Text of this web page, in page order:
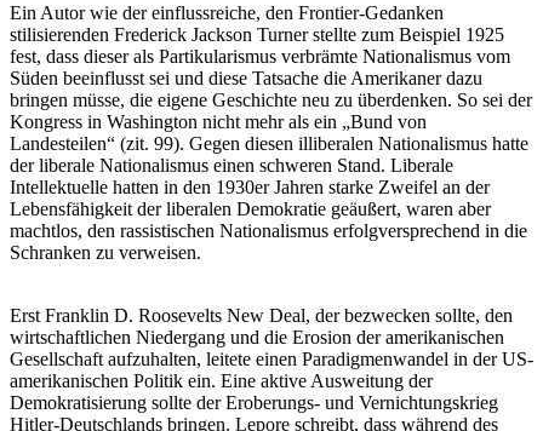
Ein Autor wie der einflussreiche, den Frontier-Gedanken
stilisierenden Frederick Jackson Turner stellte zum Beispiel 1925
fest, dass dieser als Partikularismus verbrämte Nationalismus vom
Süden beeinflusst sei und diese Tatsache die Amerikaner dazu
bringen müsse, die eigene Geschichte neu zu überdenken. So sei der
Kongress in Washington nicht mehr als ein „Bund von
Landesteilen“ (zit. 99). Gegen diesen illiberalen Nationalismus hatte
der liberale Nationalismus einen schweren Stand. Liberale
Intellektuelle hatten in den 1930er Jahren starke Zweifel an der
Lebensfähigkeit der liberalen Demokratie geäußert, waren aber
machtlos, den rassistischen Nationalismus erfolgversprechend in die
Schranken zu verweisen.
Erst Franklin D. Roosevelts New Deal, der bezwecken sollte, den
wirtschaftlichen Niedergang und die Erosion der amerikanischen
Gesellschaft aufzuhalten, leitete einen Paradigmenwandel in der US-
amerikanischen Politik ein. Eine aktive Ausweitung der
Demokratisierung sollte der Eroberungs- und Vernichtungskrieg
Hitler-Deutschlands bringen. Lepore schreibt, dass während des